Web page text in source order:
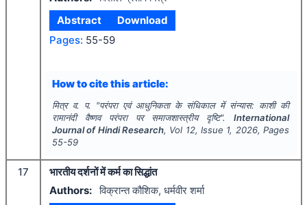
Abstract
Download
Pages: 55-59
How to cite this article:
मित्र व. प. "परंपरा एवं आधुनिकता के संधिकाल में संन्यास: काशी की
रामानंदी वैष्णव परंपरा पर समाजशास्त्रीय दृष्टि".International
Journal of Hindi Research, Vol 12, Issue 1, 2026, Pages
55-59
17
भारतीय दर्शनों में कर्म का सिद्धांत
Authors: विक्रान्त कौशिक, धर्मवीर शर्मा